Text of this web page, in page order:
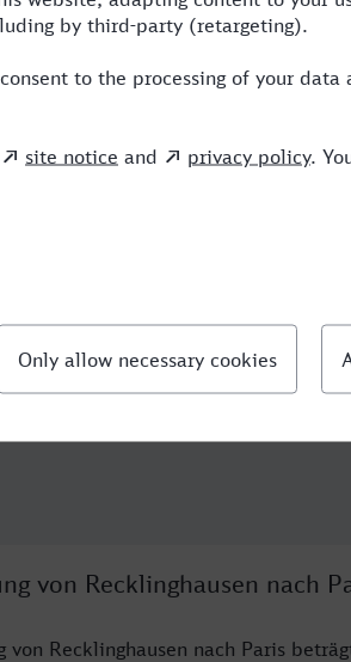
RE,EUR,NX
von Recklinghausen nach
Recklinghausen nach Paris